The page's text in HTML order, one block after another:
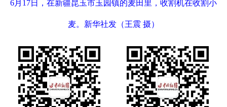
6月17日，在新疆昆玉市玉园镇的麦田里，收割机在收割小
麦。新华社发（王震 摄）